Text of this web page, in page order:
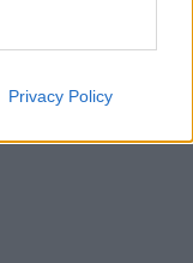
Privacy Policy